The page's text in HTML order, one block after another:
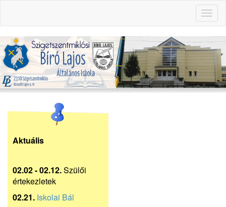
Aktuális
02.02 - 02.12.Szülői
értekezletek
02.21. Iskolai Bál